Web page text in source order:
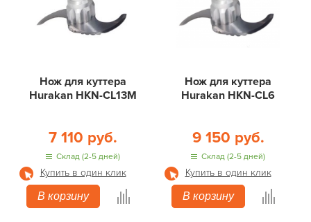
Нож для куттера
Hurakan HKN-CL13M
7 110 руб.
Склад (2-5 дней)
Купить в один клик
В корзину
Нож для куттера
Hurakan HKN-CL6
9 150 руб.
Склад (2-5 дней)
Купить в один клик
В корзину